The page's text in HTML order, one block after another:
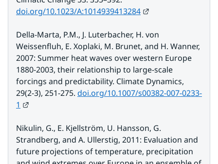
doi.org/10.1023/A:1014939413284
Della-Marta, P.M., J. Luterbacher, H. von
Weissenfluh, E. Xoplaki, M. Brunet, and H. Wanner,
2007: Summer heat waves over western Europe
1880-2003, their relationship to large-scale
forcings and predictability. Climate Dynamics,
29(2-3), 251-275. doi.org/10.1007/s00382-007-0233-
1
Nikulin, G., E. Kjellström, U. Hansson, G.
Strandberg, and A. Ullerstig, 2011: Evaluation and
future projections of temperature, precipitation